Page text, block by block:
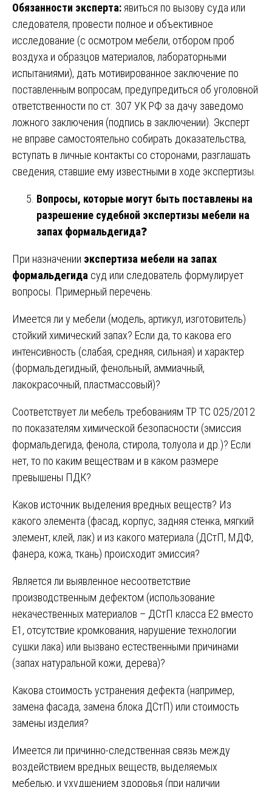
Обязанности эксперта: явиться по вызову суда или
следователя, провести полное и объективное
исследование (с осмотром мебели, отбором проб
воздуха и образцов материалов, лабораторными
испытаниями), дать мотивированное заключение по
поставленным вопросам, предупредиться об уголовной
ответственности по ст. 307 УК РФ за дачу заведомо
ложного заключения (подпись в заключении). Эксперт
не вправе самостоятельно собирать доказательства,
вступать в личные контакты со сторонами, разглашать
сведения, ставшие ему известными в ходе экспертизы.
Вопросы, которые могут быть поставлены на
разрешение судебной экспертизы мебели на
запах формальдегида❓
При назначении экспертиза мебели на запах
формальдегида суд или следователь формулирует
вопросы. Примерный перечень:
Имеется ли у мебели (модель, артикул, изготовитель)
стойкий химический запах? Если да, то какова его
интенсивность (слабая, средняя, сильная) и характер
(формальдегидный, фенольный, аммиачный,
лакокрасочный, пластмассовый)?
Соответствует ли мебель требованиям ТР ТС 025/2012
по показателям химической безопасности (эмиссия
формальдегида, фенола, стирола, толуола и др.)? Если
нет, то по каким веществам и в каком размере
превышены ПДК?
Каков источник выделения вредных веществ? Из
какого элемента (фасад, корпус, задняя стенка, мягкий
элемент, клей, лак) и из какого материала (ДСтП, МДФ,
фанера, кожа, ткань) происходит эмиссия?
Является ли выявленное несоответствие
производственным дефектом (использование
некачественных материалов – ДСтП класса E2 вместо
E1, отсутствие кромкования, нарушение технологии
сушки лака) или вызвано естественными причинами
(запах натуральной кожи, дерева)?
Какова стоимость устранения дефекта (например,
замена фасада, замена блока ДСтП) или стоимость
замены изделия?
Имеется ли причинно-следственная связь между
воздействием вредных веществ, выделяемых
мебелью, и ухудшением здоровья (при наличии